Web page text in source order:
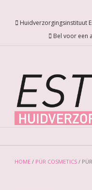
Huidverzorgingsinstituut
Bel voor een
HOME / PÜR COSMETICS /